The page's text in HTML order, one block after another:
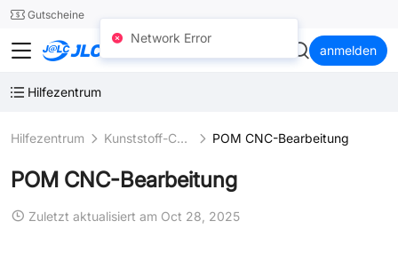
24SMTGutscheine
JLCCNC anmelden
Hilfezentrum
Hilfezentrum Kunststoff-CNC-Bearbeitung POM CNC-Bearbeitung
POM CNC-Bearbeitung
Zuletzt aktualisiert am Oct 28, 2025
Network Error